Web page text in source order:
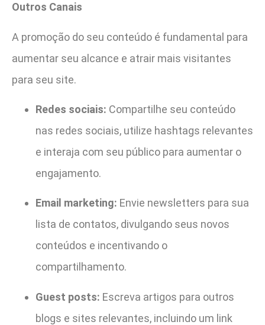
Outros Canais
A promoção do seu conteúdo é fundamental para
aumentar seu alcance e atrair mais visitantes
para seu site.
Redes sociais: Compartilhe seu conteúdo
nas redes sociais, utilize hashtags relevantes
e interaja com seu público para aumentar o
engajamento.
Email marketing: Envie newsletters para sua
lista de contatos, divulgando seus novos
conteúdos e incentivando o
compartilhamento.
Guest posts: Escreva artigos para outros
blogs e sites relevantes, incluindo um link